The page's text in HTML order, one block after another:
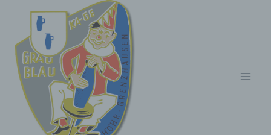
springen